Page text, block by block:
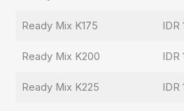
Ready Mix K175 IDR
Ready Mix K200 IDR
Ready Mix K225 IDR